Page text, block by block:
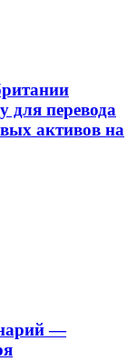
для перевода
активов на
—